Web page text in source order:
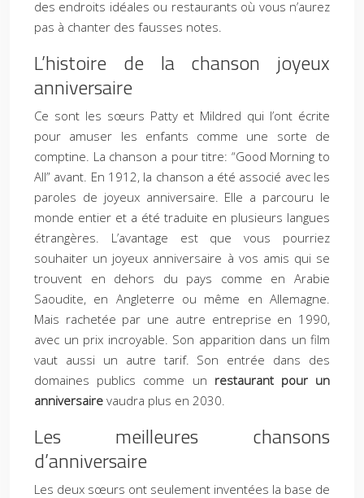
des endroits idéales ou restaurants où vous n’aurez
pas à chanter des fausses notes.
L’histoire de la chanson joyeux
anniversaire
Ce sont les sœurs Patty et Mildred qui l’ont écrite
pour amuser les enfants comme une sorte de
comptine. La chanson a pour titre: “Good Morning to
All” avant. En 1912, la chanson a été associé avec les
paroles de joyeux anniversaire. Elle a parcouru le
monde entier et a été traduite en plusieurs langues
étrangères. L’avantage est que vous pourriez
souhaiter un joyeux anniversaire à vos amis qui se
trouvent en dehors du pays comme en Arabie
Saoudite, en Angleterre ou même en Allemagne.
Mais rachetée par une autre entreprise en 1990,
avec un prix incroyable. Son apparition dans un film
vaut aussi un autre tarif. Son entrée dans des
domaines publics comme un restaurant pour un
anniversaire vaudra plus en 2030.
Les meilleures chansons
d’anniversaire
Les deux sœurs ont seulement inventées la base de